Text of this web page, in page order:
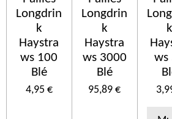
Longdrin
k
Haystra
ws 100
Blé
4,95 €
Longdrin
k
Haystra
ws 3000
Blé
95,89 €
k
ws